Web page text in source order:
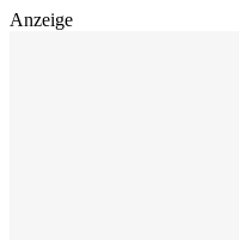
Anzeige